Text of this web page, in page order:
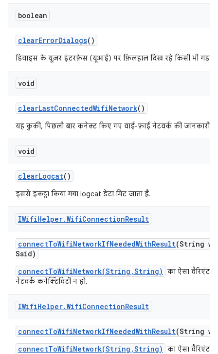
boolean
clearErrorDialogs()
डिवाइस के यूज़र इंटरफ़ेस (यूआई) पर फ़िलहाल दिख रहे किसी भी
void
clearLastConnectedWifiNetwork()
यह कुकी, पिछली बार कनेक्ट किए गए वाई-फ़ाई नेटवर्क की जानकारी
void
clearLogcat()
इससे इकट्ठा किया गया logcat डेटा मिट जाता है.
IWifiHelper.WifiConnectionResult
connectToWifiNetworkIfNeededWithResult(String
Ssid)
connectToWifiNetwork(String,String)
का ऐसा वैरिएंट
नेटवर्क कनेक्टिविटी न हो.
IWifiHelper.WifiConnectionResult
connectToWifiNetworkIfNeededWithResult(String
connectToWifiNetwork(String,String)
का ऐसा वैरिएंट